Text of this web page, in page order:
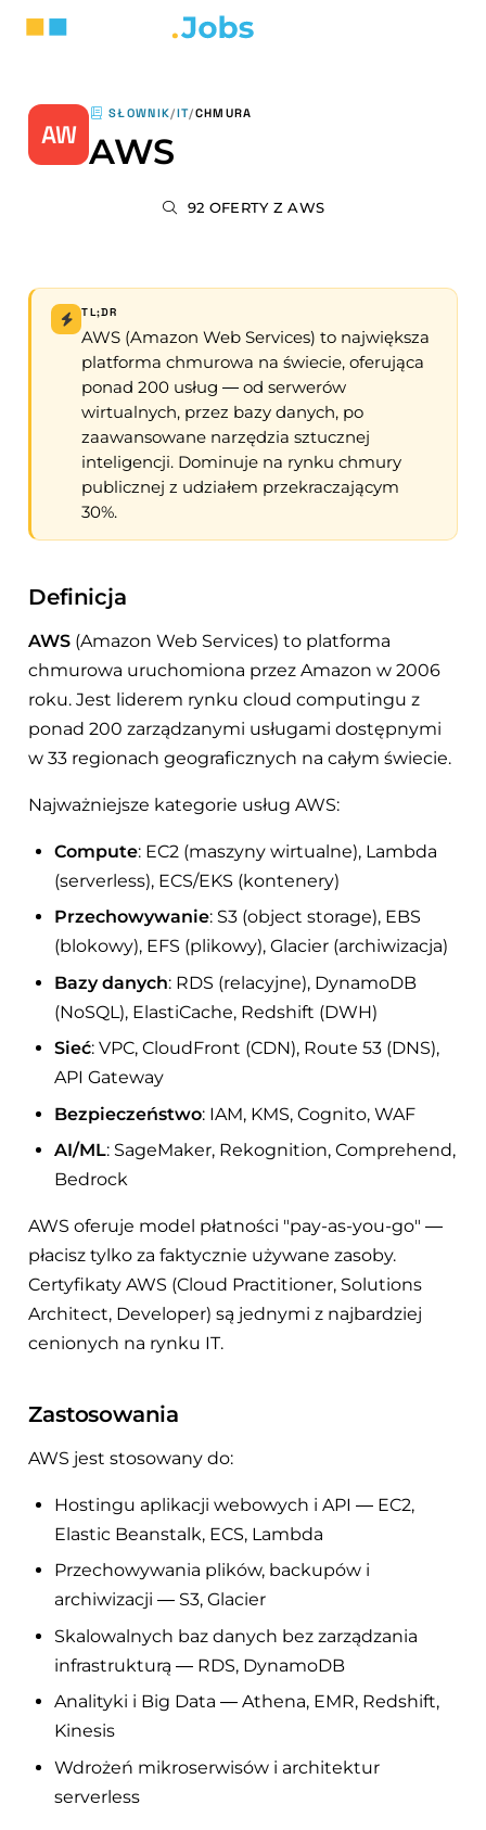
AW
SŁOWNIK/IT/CHMURA
AWS
92 OFERTY Z AWS
TL;DR
AWS (Amazon Web Services) to największa
platforma chmurowa na świecie, oferująca
ponad 200 usług — od serwerów
wirtualnych, przez bazy danych, po
zaawansowane narzędzia sztucznej
inteligencji. Dominuje na rynku chmury
publicznej z udziałem przekraczającym
30%.
Definicja
AWS (Amazon Web Services) to platforma
chmurowa uruchomiona przez Amazon w 2006
roku. Jest liderem rynku cloud computingu z
ponad 200 zarządzanymi usługami dostępnymi
w 33 regionach geograficznych na całym świecie.
Najważniejsze kategorie usług AWS:
Compute: EC2 (maszyny wirtualne), Lambda
(serverless), ECS/EKS (kontenery)
Przechowywanie: S3 (object storage), EBS
(blokowy), EFS (plikowy), Glacier (archiwizacja)
Bazy danych: RDS (relacyjne), DynamoDB
(NoSQL), ElastiCache, Redshift (DWH)
Sieć: VPC, CloudFront (CDN), Route 53 (DNS),
API Gateway
Bezpieczeństwo: IAM, KMS, Cognito, WAF
AI/ML: SageMaker, Rekognition, Comprehend,
Bedrock
AWS oferuje model płatności "pay-as-you-go" —
płacisz tylko za faktycznie używane zasoby.
Certyfikaty AWS (Cloud Practitioner, Solutions
Architect, Developer) są jednymi z najbardziej
cenionych na rynku IT.
Zastosowania
AWS jest stosowany do:
Hostingu aplikacji webowych i API — EC2,
Elastic Beanstalk, ECS, Lambda
Przechowywania plików, backupów i
archiwizacji — S3, Glacier
Skalowalnych baz danych bez zarządzania
infrastrukturą — RDS, DynamoDB
Analityki i Big Data — Athena, EMR, Redshift,
Kinesis
Wdrożeń mikroserwisów i architektur
serverless